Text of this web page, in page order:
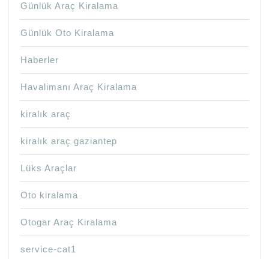
Günlük Araç Kiralama
Günlük Oto Kiralama
Haberler
Havalimanı Araç Kiralama
kiralık araç
kiralık araç gaziantep
Lüks Araçlar
Oto kiralama
Otogar Araç Kiralama
service-cat1